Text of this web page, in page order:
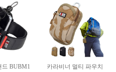
드 BUBM1 카라비너 멀티 파우치